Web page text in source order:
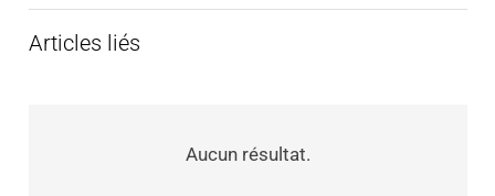
Articles liés
Aucun résultat.